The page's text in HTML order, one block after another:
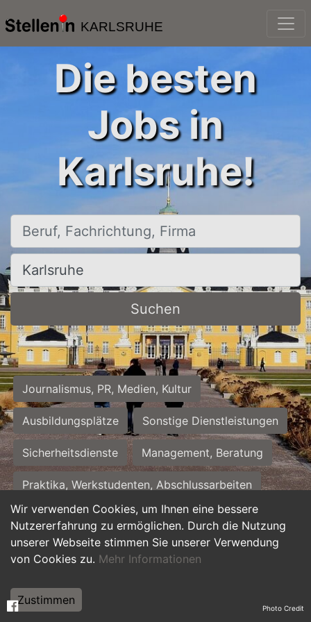
KARLSRUHE
Wir verwenden Cookies, um Ihnen eine bessere
Nutzererfahrung zu ermöglichen. Durch die Nutzung
unserer Webseite stimmen Sie unserer Verwendung
von Cookies zu. Mehr Informationen
Zustimmen
Die besten
Jobs in
Karlsruhe!
Beruf, Fachrichtung, Firma
Ort, Stadt
Suchen
Journalismus, PR, Medien, Kultur
Ausbildungsplätze Sonstige Dienstleistungen
Sicherheitsdienste Management, Beratung
Praktika, Werkstudenten, Abschlussarbeiten
Personalwesen Assistenz, Sekretariat
Hilfskräfte, Aushilfs- und Nebenjobs
Weiterbildung, Studium, duale Ausbildung Photo Credit